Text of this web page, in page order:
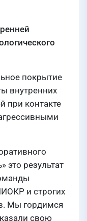
покрытие
внутренних
при контакте
это результат
и строгих
Мы гордимся
свою